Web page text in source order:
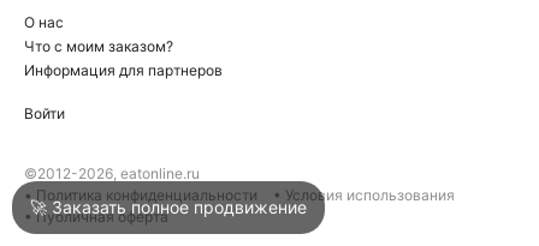
Войти
Написать в техподдержку
О нас
Что с моим заказом?
Информация для партнеров
Войти
©2012-2026, eatonline.ru
• Политика конфиденциальности
• Условия использования
• Публичная оферта
🚀 Заказать полное продвижение